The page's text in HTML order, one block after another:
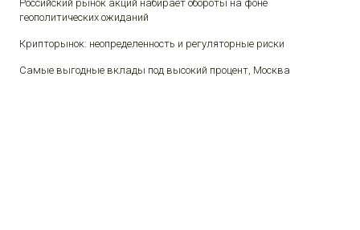
Российский рынок акций набирает обороты на фоне
геополитических ожиданий
Крипторынок: неопределенность и регуляторные риски
Самые выгодные вклады под высокий процент, Москва